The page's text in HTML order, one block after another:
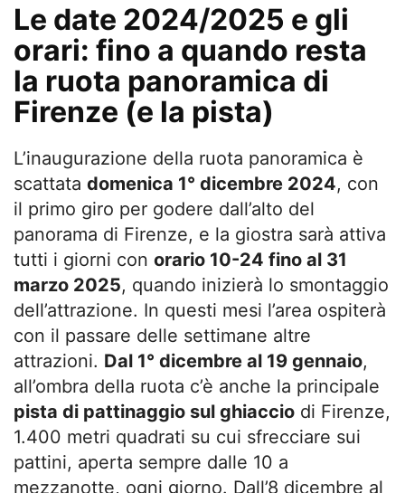
Le date 2024/2025 e gli
orari: fino a quando resta
la ruota panoramica di
Firenze (e la pista)
L’inaugurazione della ruota panoramica è
scattata domenica 1° dicembre 2024, con
il primo giro per godere dall’alto del
panorama di Firenze, e la giostra sarà attiva
tutti i giorni con orario 10-24 fino al 31
marzo 2025, quando inizierà lo smontaggio
dell’attrazione. In questi mesi l’area ospiterà
con il passare delle settimane altre
attrazioni. Dal 1° dicembre al 19 gennaio,
all’ombra della ruota c’è anche la principale
pista di pattinaggio sul ghiaccio di Firenze,
1.400 metri quadrati su cui sfrecciare sui
pattini, aperta sempre dalle 10 a
mezzanotte, ogni giorno. Dall’8 dicembre al